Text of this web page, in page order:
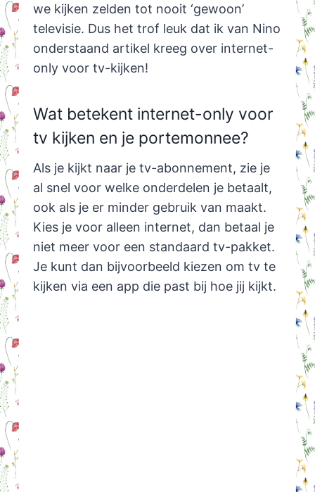
we kijken zelden tot nooit ‘gewoon’
televisie. Dus het trof leuk dat ik van Nino
onderstaand artikel kreeg over internet-
only voor tv-kijken!
Wat betekent internet-only voor
tv kijken en je portemonnee?
Als je kijkt naar je tv-abonnement, zie je
al snel voor welke onderdelen je betaalt,
ook als je er minder gebruik van maakt.
Kies je voor alleen internet, dan betaal je
niet meer voor een standaard tv-pakket.
Je kunt dan bijvoorbeeld kiezen om tv te
kijken via een app die past bij hoe jij kijkt.